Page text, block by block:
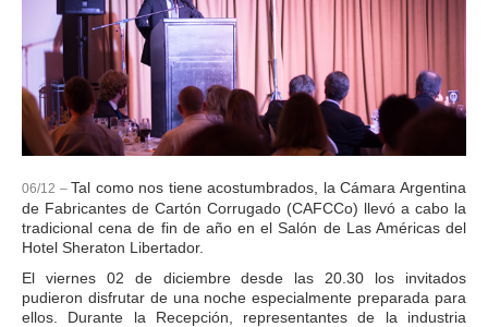
06/12 – Tal como nos tiene acostumbrados, la Cámara Argentina
de Fabricantes de Cartón Corrugado (CAFCCo) llevó a cabo la
tradicional cena de fin de año en el Salón de Las Américas del
Hotel Sheraton Libertador.
El viernes 02 de diciembre desde las 20.30 los invitados
pudieron disfrutar de una noche especialmente preparada para
ellos. Durante la Recepción, representantes de la industria